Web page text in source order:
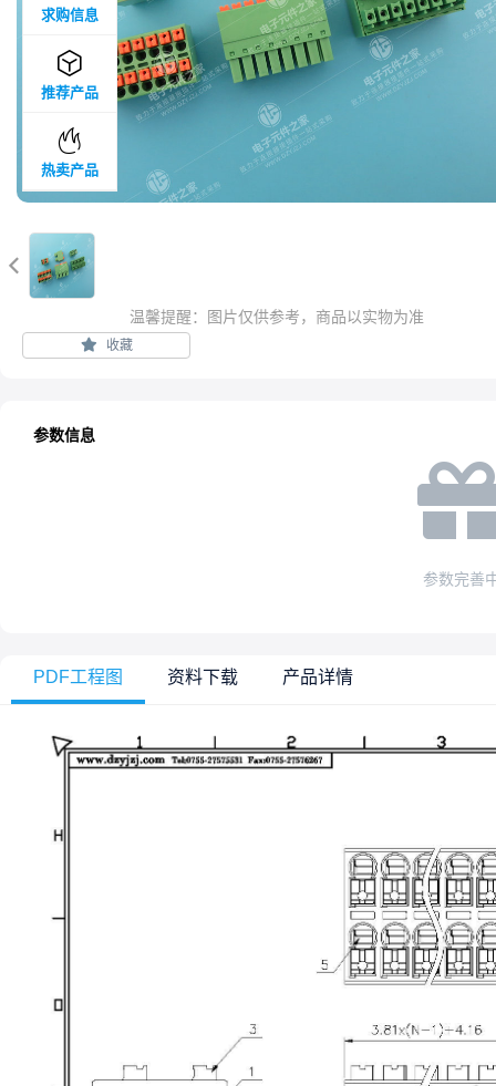

温馨提醒：图片仅供参考，商品以实物为准
收藏
参数信息
参数完善
PDF工程图 资料下载 产品详情
求购信息

推荐产品

热卖产品